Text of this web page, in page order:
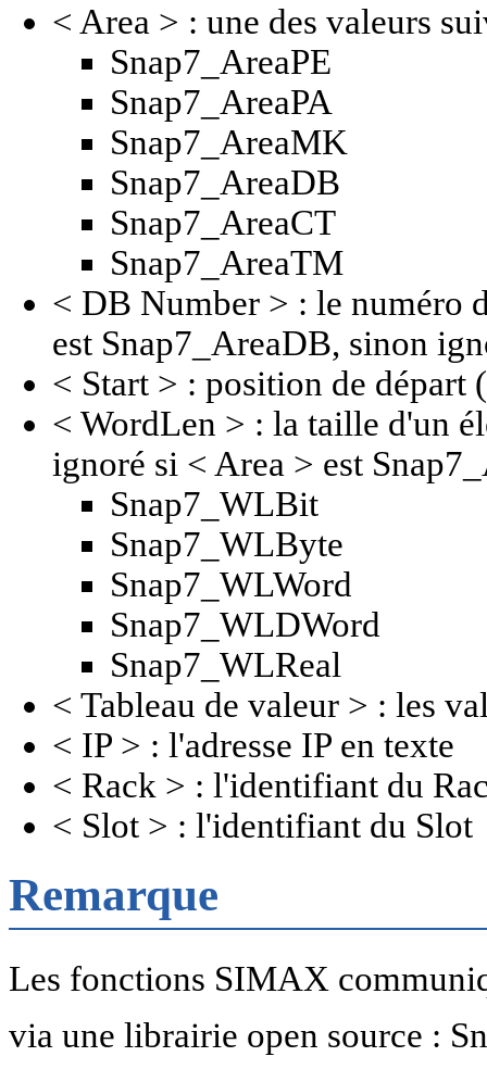
< Area > : une des valeurs
Snap7_AreaPE
Snap7_AreaPA
Snap7_AreaMK
Snap7_AreaDB
Snap7_AreaCT
Snap7_AreaTM
< DB Number > : le numéro
est Snap7_AreaDB, sinon
< Start > : position de départ
< WordLen > : la taille d'un
ignoré si < Area > est
Snap7_WLBit
Snap7_WLByte
Snap7_WLWord
Snap7_WLDWord
Snap7_WLReal
< Tableau de valeur > : les
< IP > : l'adresse IP en texte
< Rack > : l'identifiant du
< Slot > : l'identifiant du Slot
Remarque
Les fonctions SIMAX
via une librairie open source :